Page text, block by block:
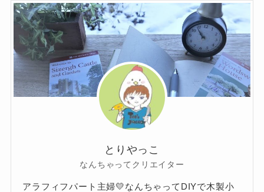
とりやっこ
なんちゃってクリエイター
アラフィフパート主婦💛なんちゃってDIYで木製小